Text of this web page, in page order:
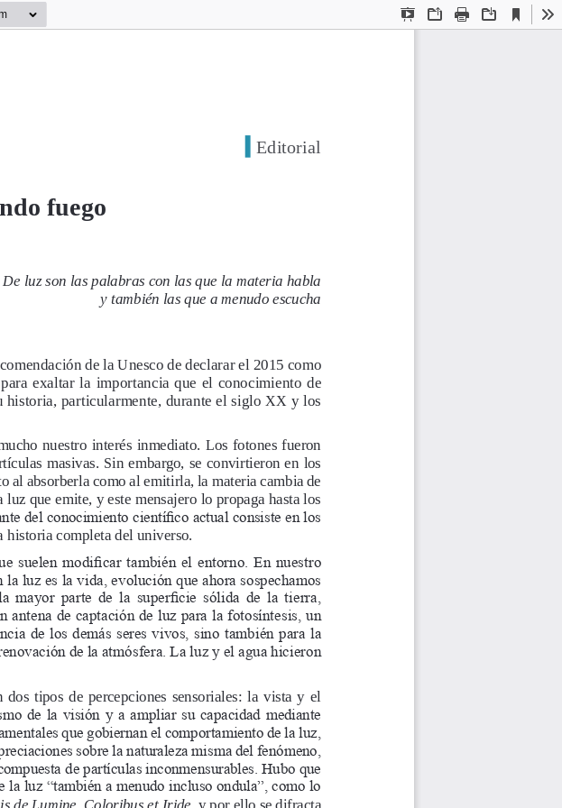
Presentation
OpenPrint Download
Current
View
Editorial
fuego
De luz son las palabras con las que la materia habla
y también las que a menudo escucha
de la Unesco de declarar el 2015 como
exaltar  la  importancia  que  el  conocimiento  de
historia, particularmente, durante el siglo XX y los
nuestro interés inmediato. Los fotones fueron
masivas. Sin embargo, se convirtieron en los
al absorberla como al emitirla, la materia cambia de
que emite, y este mensajero lo propaga hasta los
del conocimiento científico actual consiste en los
completa del universo.
suelen modificar también el entorno. En nuestro
luz es la vida, evolución que ahora sospechamos
mayor parte de la superficie sólida de la tierra,
antena de captación de luz para la fotosíntesis, un
de los demás seres vivos, sino también para la
de la atmósfera. La luz y el agua hicieron
tipos  de  percepciones  sensoriales:  la  vista  y  el
de la visión y a ampliar su capacidad mediante
que gobiernan el comportamiento de la luz,
sobre la naturaleza misma del fenómeno,
de partículas inconmensurables. Hubo que
luz “también a menudo incluso ondula”, como lo
de Lumine, Coloribus et Iride , y por ello se difracta